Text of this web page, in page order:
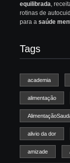
equilibrada,
rotinas de
para a saúde
Tags
academia
alimentação
alivio da dor
amizade